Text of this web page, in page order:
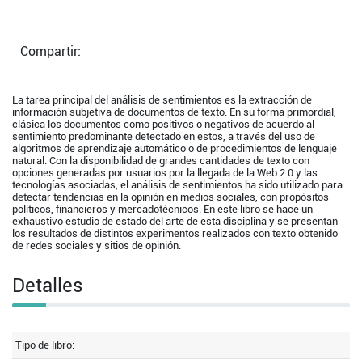
Compartir:
La tarea principal del análisis de sentimientos es la extracción de
información subjetiva de documentos de texto. En su forma primordial,
clásica los documentos como positivos o negativos de acuerdo al
sentimiento predominante detectado en estos, a través del uso de
algoritmos de aprendizaje automático o de procedimientos de lenguaje
natural. Con la disponibilidad de grandes cantidades de texto con
opciones generadas por usuarios por la llegada de la Web 2.0 y las
tecnologías asociadas, el análisis de sentimientos ha sido utilizado para
detectar tendencias en la opinión en medios sociales, con propósitos
políticos, financieros y mercadotécnicos. En este libro se hace un
exhaustivo estudio de estado del arte de esta disciplina y se presentan
los resultados de distintos experimentos realizados con texto obtenido
de redes sociales y sitios de opinión.
Detalles
Tipo de libro: